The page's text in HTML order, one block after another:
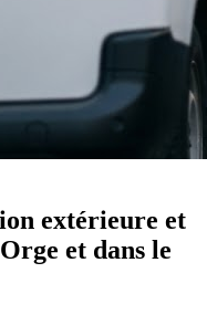
extérieure et
et dans le